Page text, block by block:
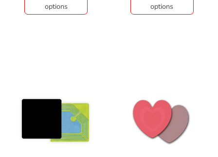
options
options